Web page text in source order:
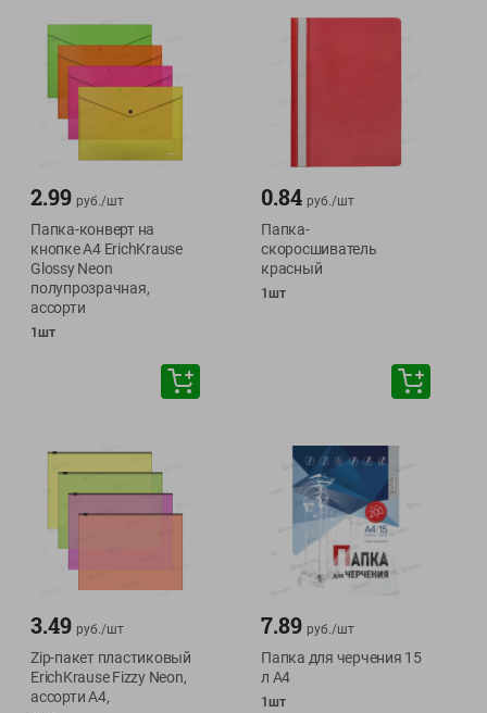
2.99 руб./шт
Папка-конверт на
кнопке А4 ErichKrause
Glossy Neon
полупрозрачная,
ассорти
1шт
0.84 руб./шт
Папка-
скоросшиватель
красный
1шт
3.49 руб./шт
Zip-пакет пластиковый
ErichKrause Fizzy Neon,
ассорти A4,
7.89 руб./шт
Папка для черчения 15
л А4
1шт